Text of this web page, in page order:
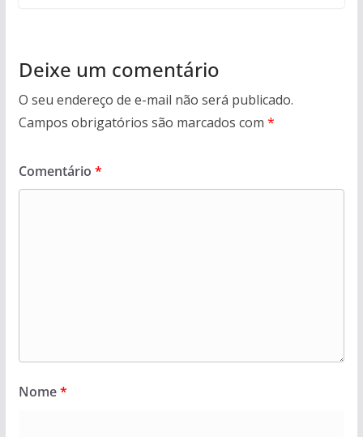
Deixe um comentário
O seu endereço de e-mail não será publicado.
Campos obrigatórios são marcados com *
Comentário *
Nome*